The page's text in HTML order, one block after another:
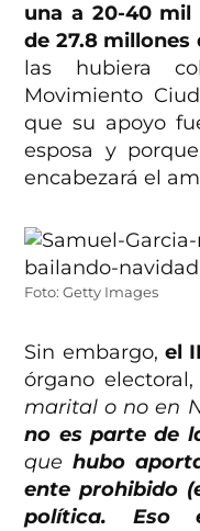
una a 20-40
de 27.8 millones
las hubiera
Movimiento
que su apoyo
esposa y
encabezará el
Foto: Getty Images
Sin embargo,el
órgano electoral,
marital o no en
no es parte de
quehubo
ente prohibido
política. Eso